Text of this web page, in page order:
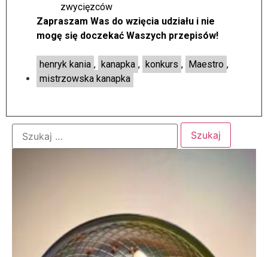
zwycięzców
Zapraszam Was do wzięcia udziału i nie
mogę się doczekać Waszych przepisów!
henryk kania , kanapka , konkurs , Maestro ,
mistrzowska kanapka